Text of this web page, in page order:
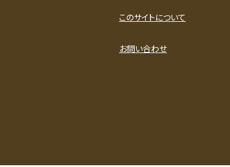
このサイトについて
お問い合わせ